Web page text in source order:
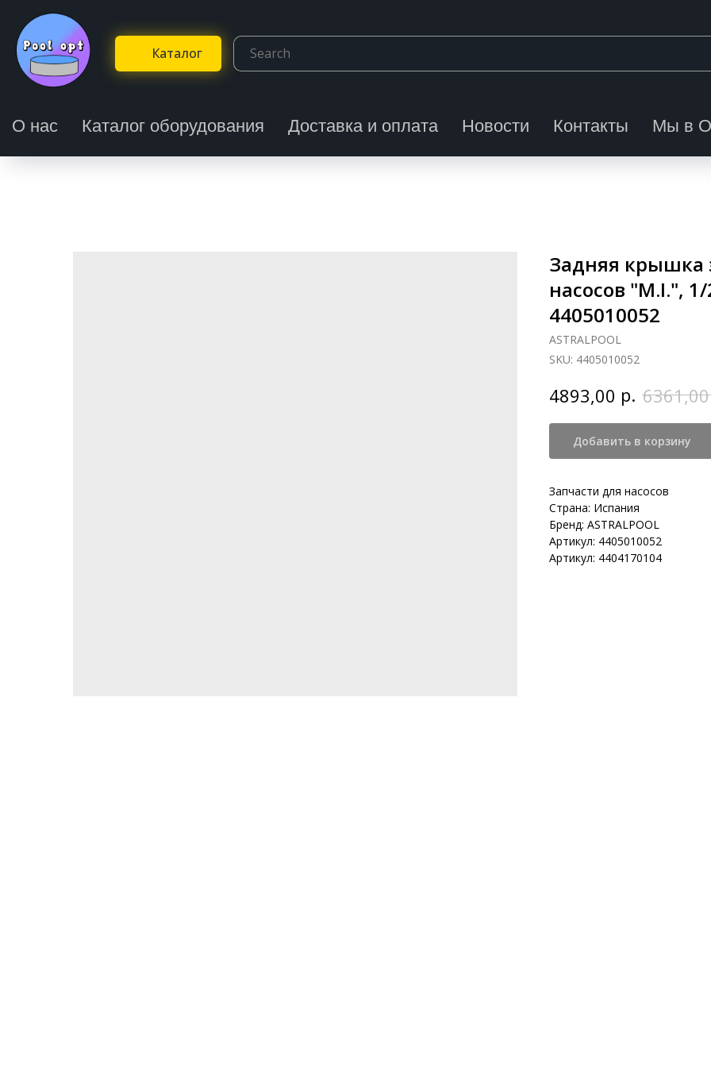
Каталог
О нас Каталог оборудования Доставка и оплата Новости Контакты Мы в
Задняя крышка
насосов "M.I.",
4405010052
ASTRALPOOL
SKU: 4405010052
4893,00 р. 6361,00
Добавить в корзину
Запчасти для насосов
Страна: Испания
Бренд: ASTRALPOOL
Артикул: 4405010052
Артикул: 4404170104